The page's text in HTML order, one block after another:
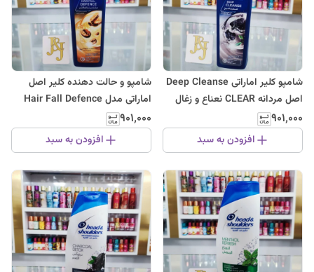
شامپو کلیر اماراتی Deep Cleanse
اصل مردانه CLEAR نعناع و زغال
فعال پاکسازی سر
۹۰۱٬۰۰۰
افزودن به سبد
شامپو و حالت دهنده کلیر اصل
اماراتی مدل Hair Fall Defence
حجم 400 میلی لیتر
۹۰۱٬۰۰۰
افزودن به سبد